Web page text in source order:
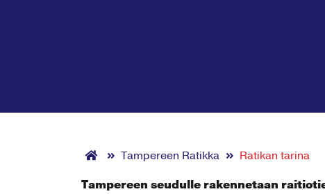
Tampereen Ratikka Ratikan tarina
Tampereen seudulle rakennetaan